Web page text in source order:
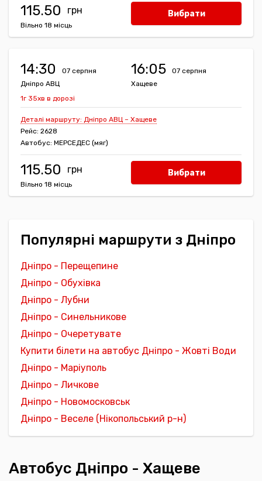
115.50
Вільно 18 місць
Вибрати
14:30
07 серпня
Дніпро АВЦ
16:05
07 серпня
Хащеве
1г 35хв в дорозі
Деталі маршруту: Дніпро АВЦ – Хащеве
Рейс: 2628
Автобус: МЕРСЕДЕС (мяг)
115.50
Вільно 18 місць
Вибрати
Популярні маршрути з Дніпро
Дніпро - Перещепине
Дніпро - Обухівка
Дніпро - Лубни
Дніпро - Синельникове
Дніпро - Очеретувате
Купити білети на автобус Дніпро - Жовті Води
Дніпро - Маріуполь
Дніпро - Личкове
Дніпро - Новомосковськ
Дніпро - Веселе (Нікопольський р-н)
Автобус Дніпро - Хащеве